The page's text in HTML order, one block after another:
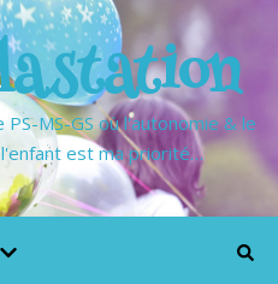
MS-GS où l'autonomie & le
est ma priorité…